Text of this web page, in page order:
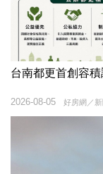
台南都更首創容
好房網／
2026-08-05